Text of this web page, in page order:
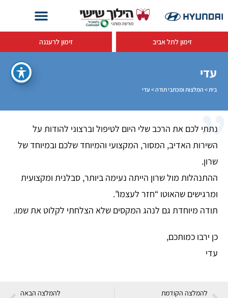
זימון לתל אביב זימון לרעננה
עדי
בית> המלצות ומכתבי תודה> עדי
נתתי לכם את הרכב שלי היום לטיפול וברצוני להודות על
השירות האדיב, המסור, המקצועי והמיוחד שלכם ובמיוחד של
שרון.
ההתנהלות מול שרון הייתה נעימה ביותר, סבלנית ומקצועית
ומרגישים שהאוטו “חזר לעצמו”.
תודה מיוחדת גם לנהג המקסים שלא הצלחתי לקלוט את שמו.
כן ירבו כמותכם,
עדי
להמלצה הקודמת להמלצה הבאה